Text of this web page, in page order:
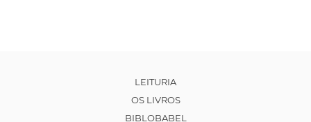
LEITURIA
OS LIVROS
BIBLOBABEL